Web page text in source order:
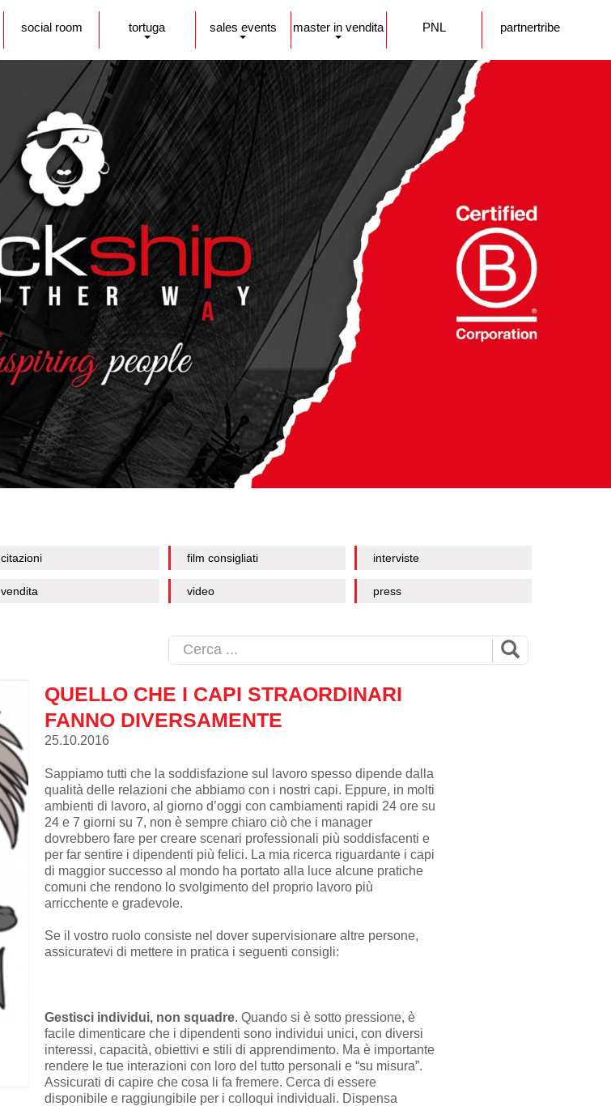
social room tortuga sales events master in vendita PNL partnertribe
citazioni film consigliati interviste
vendita video press
QUELLO CHE I CAPI STRAORDINARI
FANNO DIVERSAMENTE
25.10.2016
Sappiamo tutti che la soddisfazione sul lavoro spesso dipende dalla
qualità delle relazioni che abbiamo con i nostri capi. Eppure, in molti
ambienti di lavoro, al giorno d’oggi con cambiamenti rapidi 24 ore su
24 e 7 giorni su 7, non è sempre chiaro ciò che i manager
dovrebbero fare per creare scenari professionali più soddisfacenti e
per far sentire i dipendenti più felici. La mia ricerca riguardante i capi
di maggior successo al mondo ha portato alla luce alcune pratiche
comuni che rendono lo svolgimento del proprio lavoro più
arricchente e gradevole.
Se il vostro ruolo consiste nel dover supervisionare altre persone,
assicuratevi di mettere in pratica i seguenti consigli:
Gestisci individui, non squadre. Quando si è sotto pressione, è
facile dimenticare che i dipendenti sono individui unici, con diversi
interessi, capacità, obiettivi e stili di apprendimento. Ma è importante
rendere le tue interazioni con loro del tutto personali e “su misura”.
Assicurati di capire che cosa li fa fremere. Cerca di essere
disponibile e raggiungibile per i colloqui individuali. Dispensa